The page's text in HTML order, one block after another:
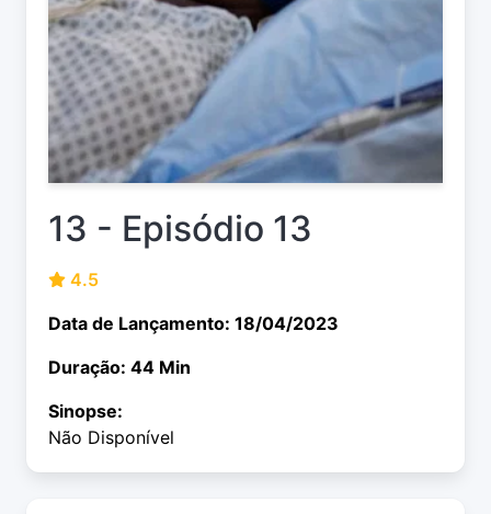
13 - Episódio 13
4.5
Data de Lançamento: 18/04/2023
Duração: 44 Min
Sinopse:
Não Disponível